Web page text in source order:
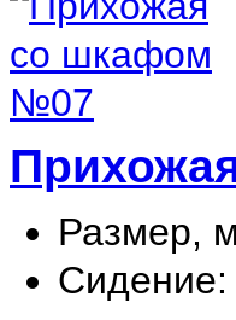
Размер,
Сидение: